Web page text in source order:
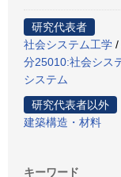
研究代表者
社会システム工学 /
分25010:社会シス
システム
研究代表者以外
建築構造・材料
キーワード